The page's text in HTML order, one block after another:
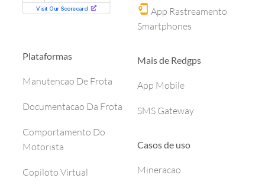
Plataformas
Manutencao De Frota
Documentacao Da Frota
Comportamento Do
Motorista
Copiloto Virtual
App Rastreamento
Smartphones
Mais de Redgps
App Mobile
SMS Gateway
Casos de uso
Mineracao